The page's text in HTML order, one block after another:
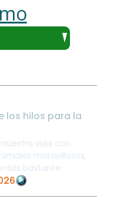
los hilos para la
vida con
maravillosos,
bastante
sus grandes ...